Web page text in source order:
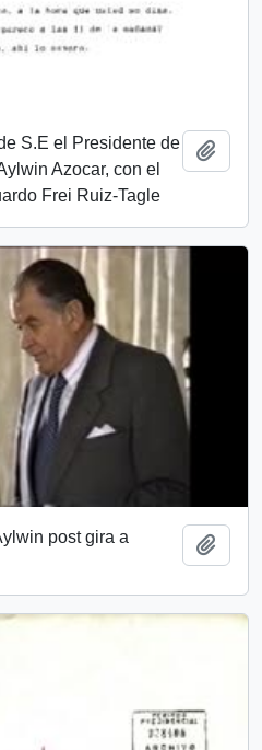
S.E el Presidente de
Azocar, con el
Frei Ruiz-Tagle
post gira a